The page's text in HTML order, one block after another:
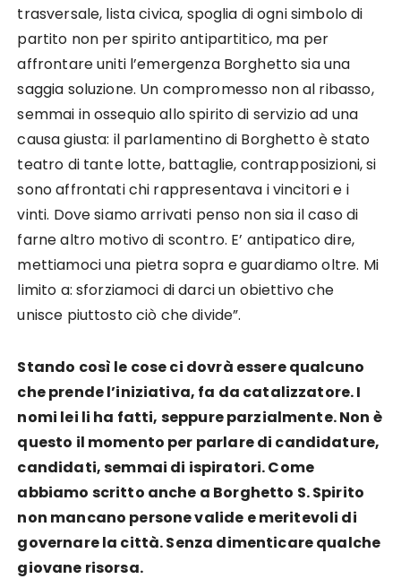
trasversale, lista civica, spoglia di ogni simbolo di
partito non per spirito antipartitico, ma per
affrontare uniti l’emergenza Borghetto sia una
saggia soluzione. Un compromesso non al ribasso,
semmai in ossequio allo spirito di servizio ad una
causa giusta: il parlamentino di Borghetto è stato
teatro di tante lotte, battaglie, contrapposizioni, si
sono affrontati chi rappresentava i vincitori e i
vinti. Dove siamo arrivati penso non sia il caso di
farne altro motivo di scontro. E’ antipatico dire,
mettiamoci una pietra sopra e guardiamo oltre. Mi
limito a: sforziamoci di darci un obiettivo che
unisce piuttosto ciò che divide”.
Stando così le cose ci dovrà essere qualcuno
che prende l’iniziativa, fa da catalizzatore. I
nomi lei li ha fatti, seppure parzialmente. Non è
questo il momento per parlare di candidature,
candidati, semmai di ispiratori. Come
abbiamo scritto anche a Borghetto S. Spirito
non mancano persone valide e meritevoli di
governare la città. Senza dimenticare qualche
giovane risorsa.